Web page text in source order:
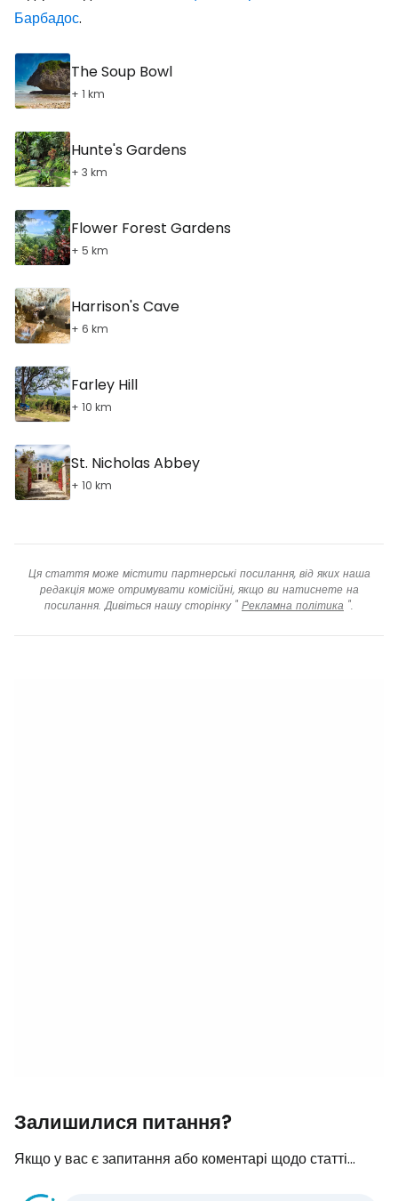
Барбадос.
The Soup Bowl
+ 1 km
Hunte's Gardens
+ 3 km
Flower Forest Gardens
+ 5 km
Harrison's Cave
+ 6 km
Farley Hill
+ 10 km
St. Nicholas Abbey
+ 10 km
Ця стаття може містити партнерські посилання, від яких наша
редакція може отримувати комісійні, якщо ви натиснете на
посилання. Дивіться нашу сторінку " Рекламна політика ".
Залишилися питання?
Якщо у вас є запитання або коментарі щодо статті...